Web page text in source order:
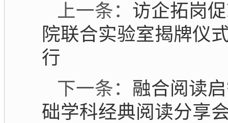
上一条： 访企拓岗
院联合实验室揭牌仪
行
下一条： 融合阅读
础学科经典阅读分享